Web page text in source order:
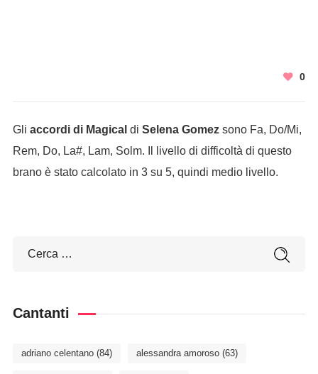
0
Gli accordi di Magical di Selena Gomezsono Fa, Do/Mi,
Rem, Do, La#, Lam, Solm. Il livello di difficoltà di questo
brano è stato calcolato in 3 su 5, quindi medio livello.
Cantanti
adriano celentano(84) alessandra amoroso(63)